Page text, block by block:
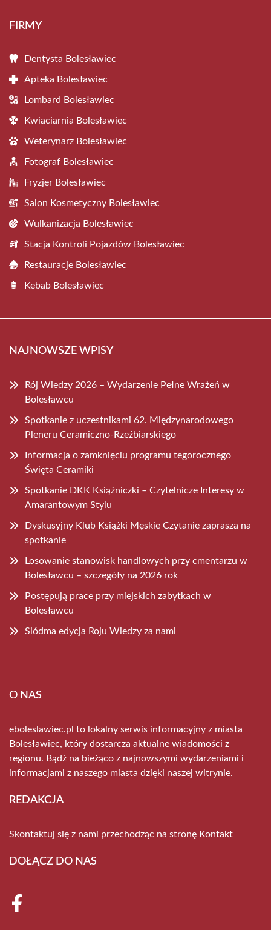
FIRMY
Dentysta Bolesławiec
Apteka Bolesławiec
Lombard Bolesławiec
Kwiaciarnia Bolesławiec
Weterynarz Bolesławiec
Fotograf Bolesławiec
Fryzjer Bolesławiec
Salon Kosmetyczny Bolesławiec
Wulkanizacja Bolesławiec
Stacja Kontroli Pojazdów Bolesławiec
Restauracje Bolesławiec
Kebab Bolesławiec
NAJNOWSZE WPISY
Rój Wiedzy 2026 – Wydarzenie Pełne Wrażeń w
Bolesławcu
Spotkanie z uczestnikami 62. Międzynarodowego
Pleneru Ceramiczno-Rzeźbiarskiego
Informacja o zamknięciu programu tegorocznego
Święta Ceramiki
Spotkanie DKK Książniczki – Czytelnicze Interesy w
Amarantowym Stylu
Dyskusyjny Klub Książki Męskie Czytanie zaprasza na
spotkanie
Losowanie stanowisk handlowych przy cmentarzu w
Bolesławcu – szczegóły na 2026 rok
Postępują prace przy miejskich zabytkach w
Bolesławcu
Siódma edycja Roju Wiedzy za nami
O NAS
eboleslawiec.pl to lokalny serwis informacyjny z miasta
Bolesławiec, który dostarcza aktualne wiadomości z
regionu. Bądź na bieżąco z najnowszymi wydarzeniami i
informacjami z naszego miasta dzięki naszej witrynie.
REDAKCJA
Skontaktuj się z nami przechodząc na stronę Kontakt
DOŁĄCZ DO NAS